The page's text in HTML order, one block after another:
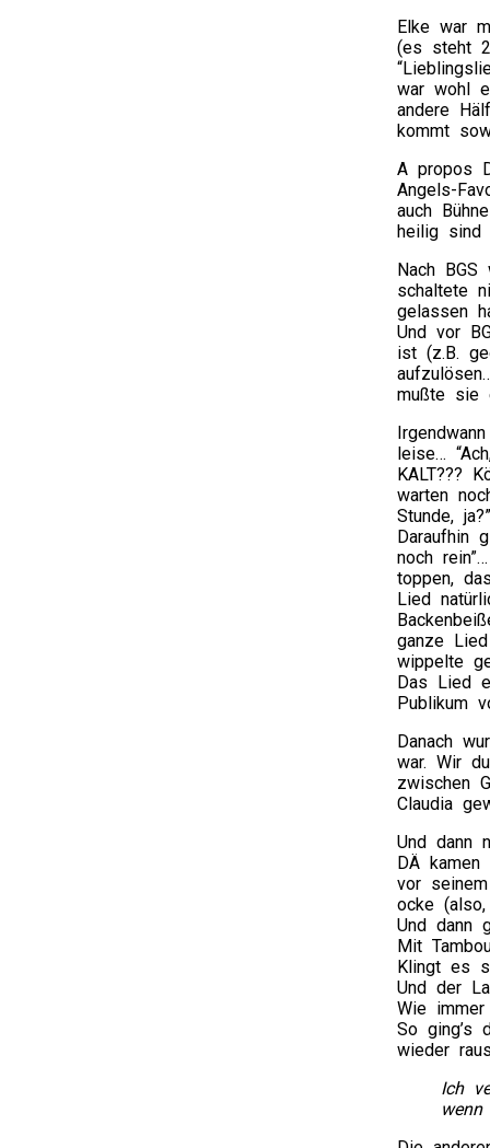
Elke war
(es steht
war wohl
andere
kommt
A propos
Angels-
auch
heilig sind
Nach
schaltete
gelassen
Und vor
ist (z.B.
mußte sie
leise…
KALT???
warten
Stunde, ja?”
Daraufhin
noch
toppen,
Lied
ganze
wippelte
Das Lied
Publikum
Danach
war. Wir
zwischen
Claudia
Und dann
DÄ kamen
vor
ocke (also,
Und dann
Mit
Klingt es
Und der
Wie
So ging’s
wieder
Ich